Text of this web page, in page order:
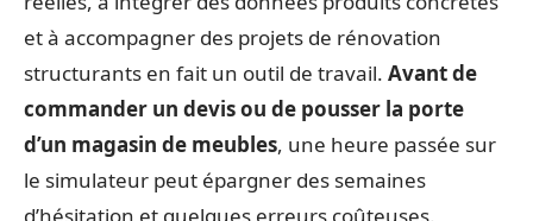
et à accompagner des projets de rénovation
structurants en fait un outil de travail. Avant de
commander un devis ou de pousser la porte
d’un magasin de meubles, une heure passée sur
le simulateur peut épargner des semaines
d’hésitation et quelques erreurs coûteuses.